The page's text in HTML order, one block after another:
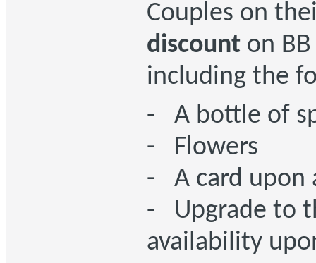
Couples on
discounton BB
including the
- A bottle of
- Flowers
- A card upon
- Upgrade to
availability